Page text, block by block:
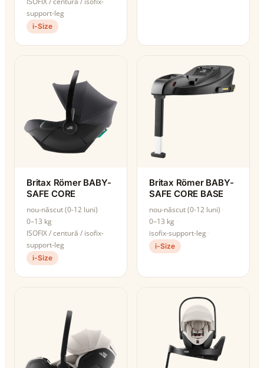
support-leg
i-Size
Britax Römer BABY-
SAFE CORE
nou-născut (0-12 luni)
0–13 kg
ISOFIX / centură / isofix-
support-leg
i-Size
Britax Römer BABY-
SAFE CORE BASE
nou-născut (0-12 luni)
0–13 kg
isofix-support-leg
i-Size